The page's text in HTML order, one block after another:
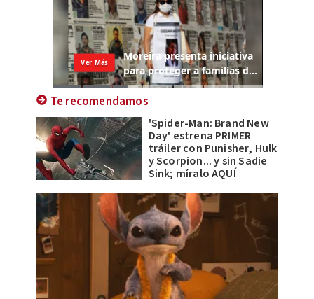
Te recomendamos
'Spider-Man: Brand New
Day' estrena PRIMER
tráiler con Punisher, Hulk
y Scorpion... y sin Sadie
Sink; míralo AQUÍ